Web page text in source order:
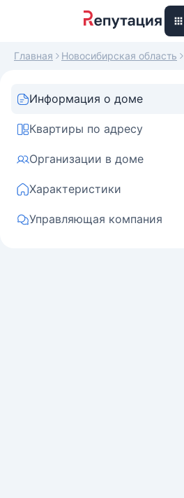
Главная Новосибирская область
Информация о доме
Квартиры по адресу
Организации в доме
Характеристики
Управляющая компания